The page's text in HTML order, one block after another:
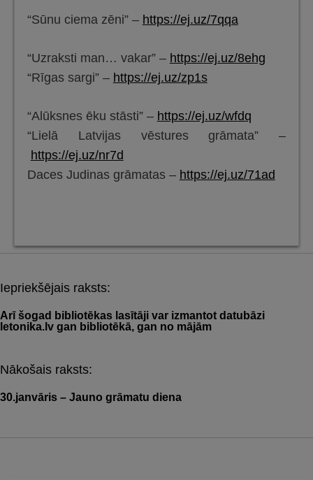
“Sūnu ciema zēni” – https://ej.uz/7qqa
“Uzraksti man… vakar” – https://ej.uz/8ehg
“Rīgas sargi” – https://ej.uz/zp1s
“Alūksnes ēku stāsti” – https://ej.uz/wfdq
“Lielā Latvijas vēstures grāmata” –
https://ej.uz/nr7d
Daces Judinas grāmatas – https://ej.uz/71ad
Post
navigation
Iepriekšējais raksts:
Arī šogad bibliotēkas lasītāji var izmantot datubāzi
letonika.lv gan bibliotēkā, gan no mājām
Nākošais raksts:
30.janvāris – Jauno grāmatu diena